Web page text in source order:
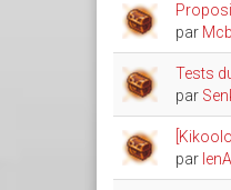
par
Tests
par
par